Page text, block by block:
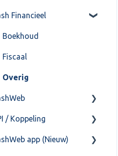
Bank(koppeling)
Import/Export
Postbus
Training & Consultancy
Overig
Financieel
Boekhoud
Fiscaal
Overig
CashHero Layout
Mailen vanuit CASHWeb
/ Koppeling
Algemeenapp (Nieuw)